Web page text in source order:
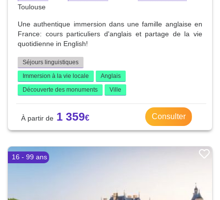
Toulouse
Une authentique immersion dans une famille anglaise en
France: cours particuliers d'anglais et partage de la vie
quotidienne in English!
Séjours linguistiques
Immersion à la vie locale
Anglais
Découverte des monuments
Ville
1 359 Consulter
16 - 99 ans